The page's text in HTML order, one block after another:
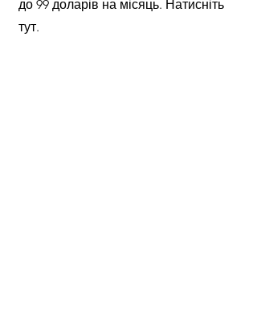
до 99 доларів на місяць. Натисніть
тут.